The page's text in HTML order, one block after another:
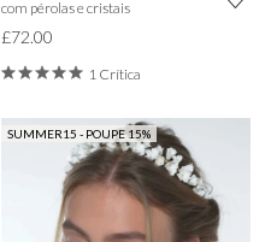
com pérolas e cristais
£72.00
1 Crítica
SUMMER15 - POUPE 15%